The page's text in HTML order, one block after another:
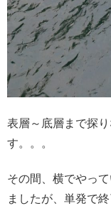
表層～底層まで探
す。。。
その間、横でやっ
ましたが、単発で